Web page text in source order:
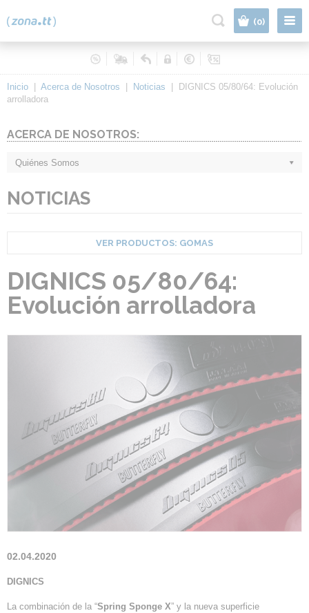
(0)
Inicio Acerca de Nosotros Noticias
DIGNICS 05/80/64: Evolución
arrolladora
ACERCA DE NOSOTROS:
Quiénes Somos
NOTICIAS
VER PRODUCTOS: GOMAS
DIGNICS 05/80/64:
Evolución arrolladora
02.04.2020
DIGNICS
La combinación de la “Spring Sponge X” y la nueva superficie